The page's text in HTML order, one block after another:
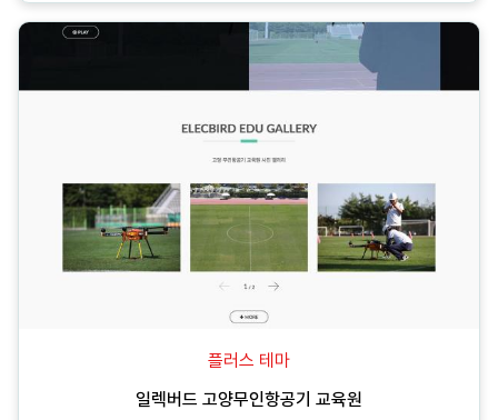
플러스 테마
일렉버드 고양무인항공기 교육원